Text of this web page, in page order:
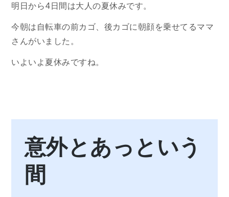
明日から4日間は大人の夏休みです。
今朝は自転車の前カゴ、後カゴに朝顔を乗せてるママ
さんがいました。
いよいよ夏休みですね。
意外とあっという
間